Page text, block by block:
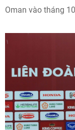
Oman vào tháng